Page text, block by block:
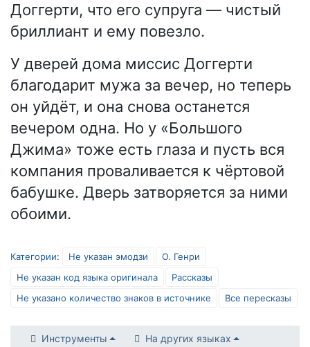
Доггерти, что его супруга — чистый
бриллиант и ему повезло.
У дверей дома миссис Доггерти
благодарит мужа за вечер, но теперь
он уйдёт, и она снова останется
вечером одна. Но у «Большого
Джима» тоже есть глаза и пусть вся
компания проваливается к чёртовой
бабушке. Дверь затворяется за ними
обоими.
Категории: Не указан эмодзи
О. Генри
Не указан код языка оригинала
Рассказы
Не указано количество знаков в источнике
Все пересказы
Инструменты На других языках